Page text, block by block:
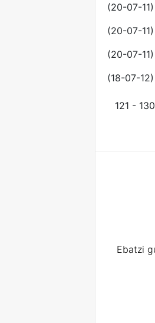
(20-07-11)
(20-07-11)
(20-07-11)
(18-07-12)
121 -
Ebatzi